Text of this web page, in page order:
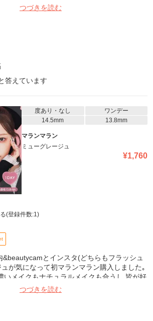
•青っぽすぎず、きれーにグレーど真ん中っ
ーキーなメイクを合わせるとつよつよな女の
感が出てくれる優秀グレーです！！友だち
なカラコンだね」とお褒めいただきました
てくれる感じなのがとってもお気に入りです
ようにフラッシュなどの光源の近くで撮ると
が現実離れしたかわいさが出るところが気に
ひ買ってみて下さい虜になります👍👍👍
つづきを読む
答えています
度あり・なし
ワンデー
14.5mm
13.8mm
マランマラン
ミューグレージュ
¥1,760
(登録件数:1)
とインスタ(どちらもフラッシュ
が気になって初マランマラン購入しました｡
いメイクもナチュラルメイクも合うし 皆が好
れる！ 標準カメラかbeautycamで撮るならフ
が可愛く写るかなって個人的に思いました
フィルターによって印象変わるかも...？ グ
るけどド派手なのはしたくない！とか発色少
つづきを読む